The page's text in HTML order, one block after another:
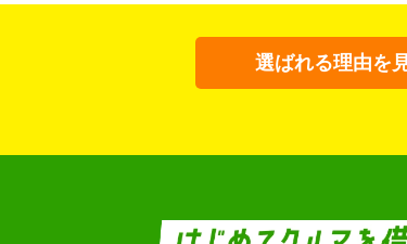
選ばれる理由を